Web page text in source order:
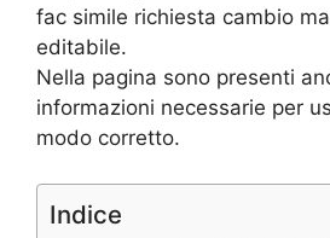
fac simile richiesta cambio
editabile.
Nella pagina sono presenti
informazioni necessarie per
modo corretto.
Indice